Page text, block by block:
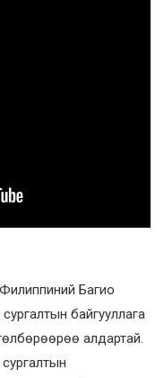
Багио
сургалтын байгууллага
алдартай.
сургалтын